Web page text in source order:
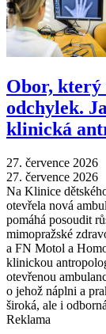
Obor, který
odchylek.
klinická
27. července 2026
27. července 2026
Na Klinice
otevřela nová
pomáhá posoudit
mimopražské
a FN Motol a
klinickou
otevřenou
o jehož náplni a
široká, ale i
Reklama